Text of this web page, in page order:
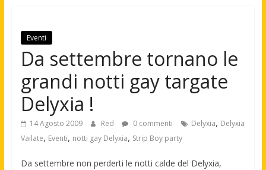
news
moda
maschile
Eventi
Da settembre tornano le
grandi notti gay targate
Delyxia !
14 Agosto 2009 Red 0 commenti Delyxia, Delyxia
Vailate, Eventi, notti gay Delyxia, Strip Boy party
Da settembre non perderti le notti calde del Delyxia,